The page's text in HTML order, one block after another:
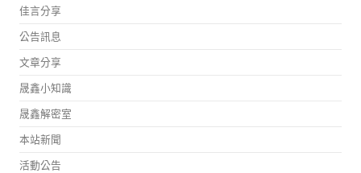
佳言分享
公告訊息
文章分享
晟鑫小知識
晟鑫解密室
本站新聞
活動公告